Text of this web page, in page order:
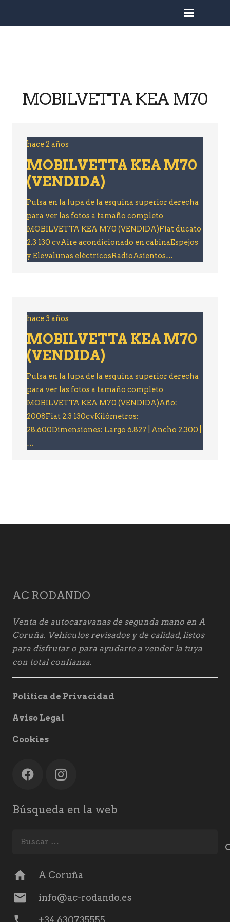
MOBILVETTA KEA M70
hace 2 años
MOBILVETTA KEA M70
(VENDIDA)
Pulsa en la lupa de la esquina superior derecha
para ver las fotos a tamaño completo
MOBILVETTA KEA M70 (VENDIDA)Fiat ducato
2.3 130 cvAire acondicionado en cabinaEspejos
y Elevalunas eléctricosRadioAsientos…
hace 3 años
MOBILVETTA KEA M70
(VENDIDA)
Pulsa en la lupa de la esquina superior derecha
para ver las fotos a tamaño completo
MOBILVETTA KEA M70 (VENDIDA)Año:
2008Fiat 2.3 130cvKilómetros:
28.600Dimensiones: Largo 6.827 | Ancho 2.300 |
…
AC RODANDO
Venta de autocaravanas de segunda mano en A
Coruña. Vehículos revisados y de calidad, listos
para disfrutar o para ayudarte a vender la tuya
con total confianza.
Política de Privacidad
Aviso Legal
Cookies
Búsqueda en la web
home A Coruña
mail info@ac-rodando.es